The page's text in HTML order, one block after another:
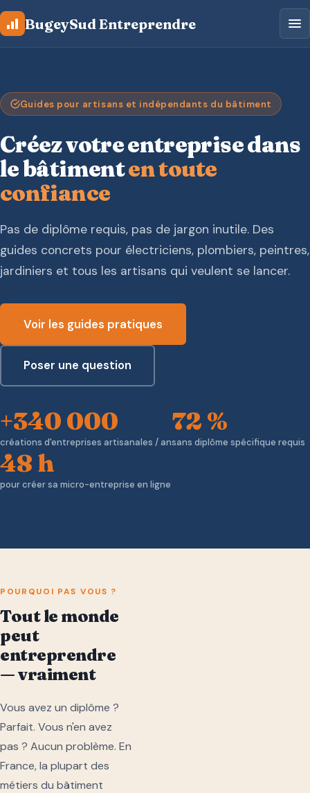
Aller au contenu principal
BugeySud Entreprendre
Guides pour artisans et indépendants du bâtiment
Créez votre entreprise dans
le bâtimenten toute
confiance
Pas de diplôme requis, pas de jargon inutile. Des
guides concrets pour électriciens, plombiers, peintres,
jardiniers et tous les artisans qui veulent se lancer.
Voir les guides pratiques
Poser une question
+340 000
créations d'entreprises artisanales / an
72 %
sans diplôme spécifique requis
48 h
pour créer sa micro-entreprise en ligne
POURQUOI PAS VOUS ?
Tout le monde
peut
entreprendre
— vraiment
Vous avez un diplôme ?
Parfait. Vous n'en avez
pas ? Aucun problème. En
France, la plupart des
métiers du bâtiment